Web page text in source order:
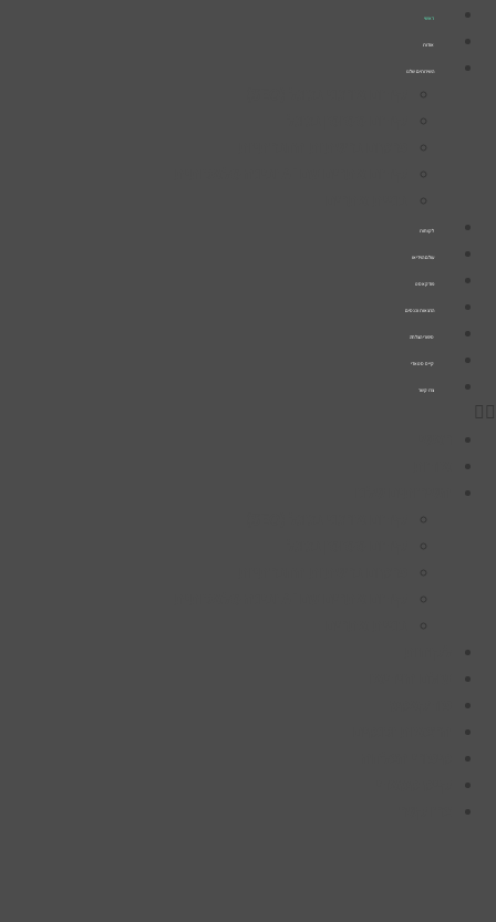
דלג
לתוכן
ראשי
אודות
השירותים שלנו
לקוחות
עולם הוידיאו
פודקאסט
הרצאות וכנסים
סיפורי הצלחה
קייס סטאדי
צרו קשר